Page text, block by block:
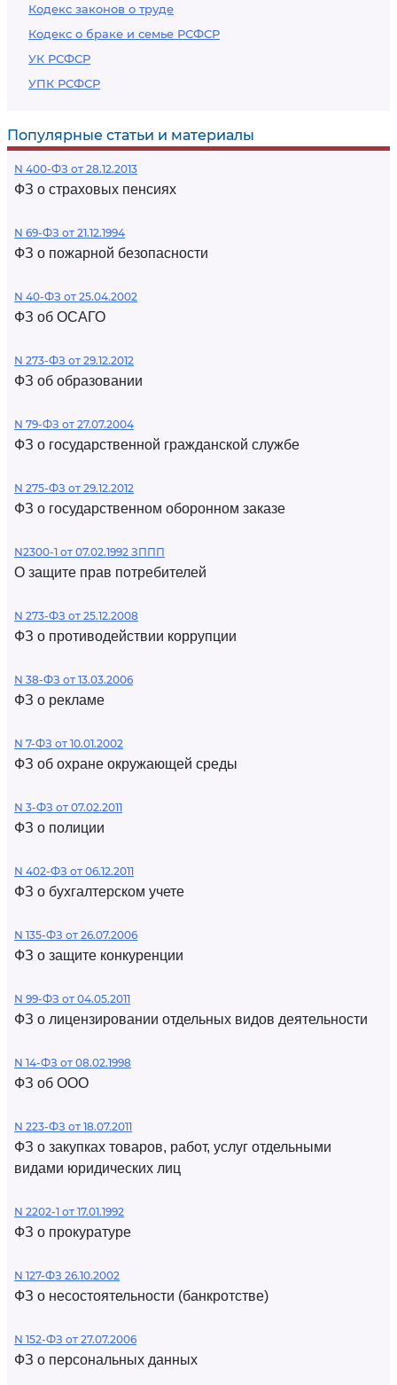
Кодекс законов о труде
Кодекс о браке и семье РСФСР
УК РСФСР
УПК РСФСР
Популярные статьи и материалы
N 400-ФЗ от 28.12.2013
ФЗ о страховых пенсиях
N 69-ФЗ от 21.12.1994
ФЗ о пожарной безопасности
N 40-ФЗ от 25.04.2002
ФЗ об ОСАГО
N 273-ФЗ от 29.12.2012
ФЗ об образовании
N 79-ФЗ от 27.07.2004
ФЗ о государственной гражданской службе
N 275-ФЗ от 29.12.2012
ФЗ о государственном оборонном заказе
N2300-1 от 07.02.1992 ЗППП
О защите прав потребителей
N 273-ФЗ от 25.12.2008
ФЗ о противодействии коррупции
N 38-ФЗ от 13.03.2006
ФЗ о рекламе
N 7-ФЗ от 10.01.2002
ФЗ об охране окружающей среды
N 3-ФЗ от 07.02.2011
ФЗ о полиции
N 402-ФЗ от 06.12.2011
ФЗ о бухгалтерском учете
N 135-ФЗ от 26.07.2006
ФЗ о защите конкуренции
N 99-ФЗ от 04.05.2011
ФЗ о лицензировании отдельных видов деятельности
N 14-ФЗ от 08.02.1998
ФЗ об ООО
N 223-ФЗ от 18.07.2011
ФЗ о закупках товаров, работ, услуг отдельными
видами юридических лиц
N 2202-1 от 17.01.1992
ФЗ о прокуратуре
N 127-ФЗ 26.10.2002
ФЗ о несостоятельности (банкротстве)
N 152-ФЗ от 27.07.2006
ФЗ о персональных данных